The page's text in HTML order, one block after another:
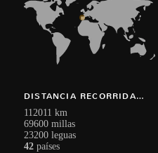
DISTANCIA RECORRIDA…
112011 km
69600 millas
23200 leguas
42 países